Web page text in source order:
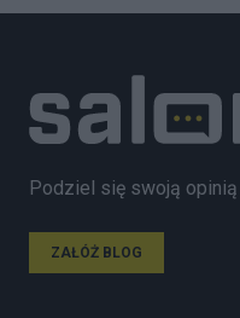
Podziel się swoją opinią
ZAŁÓŻ BLOG